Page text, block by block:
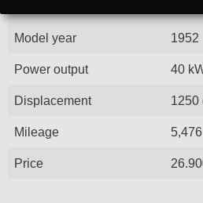
Model year 1952
Power output 40
Displacement 1250
Mileage
Price